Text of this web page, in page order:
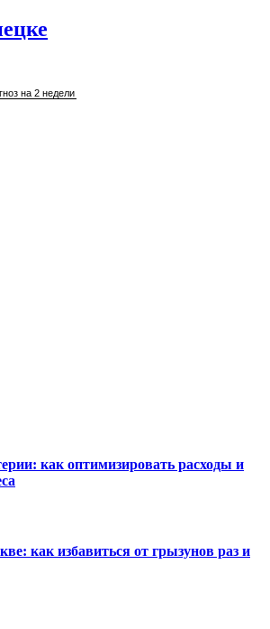
как оптимизировать расходы и
как избавиться от грызунов раз и